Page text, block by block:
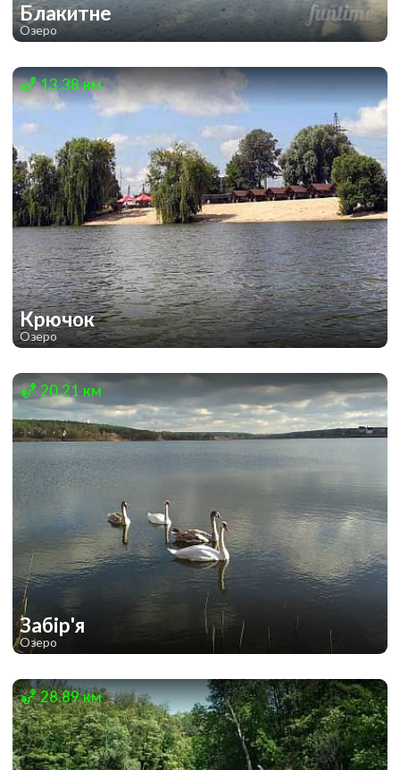
Блакитне
Озеро
3 3
13.38 км
Крючок
Озеро
1 1
20.21 км
Забір'я
Озеро
1 1
28.89 км